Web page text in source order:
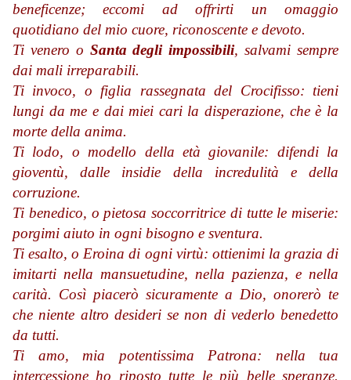
beneficenze; eccomi ad offrirti un omaggio
quotidiano del mio cuore, riconoscente e devoto.
Ti venero o Santa degli impossibili, salvami sempre
dai mali irreparabili.
Ti invoco, o figlia rassegnata del Crocifisso: tieni
lungi da me e dai miei cari la disperazione, che è la
morte della anima.
Ti lodo, o modello della età giovanile: difendi la
gioventù, dalle insidie della incredulità e della
corruzione.
Ti benedico, o pietosa soccorritrice di tutte le miserie:
porgimi aiuto in ogni bisogno e sventura.
Ti esalto, o Eroina di ogni virtù: ottienimi la grazia di
imitarti nella mansuetudine, nella pazienza, e nella
carità. Così piacerò sicuramente a Dio, onorerò te
che niente altro desideri se non di vederlo benedetto
da tutti.
Ti amo, mia potentissima Patrona: nella tua
intercessione ho riposto tutte le più belle speranze.